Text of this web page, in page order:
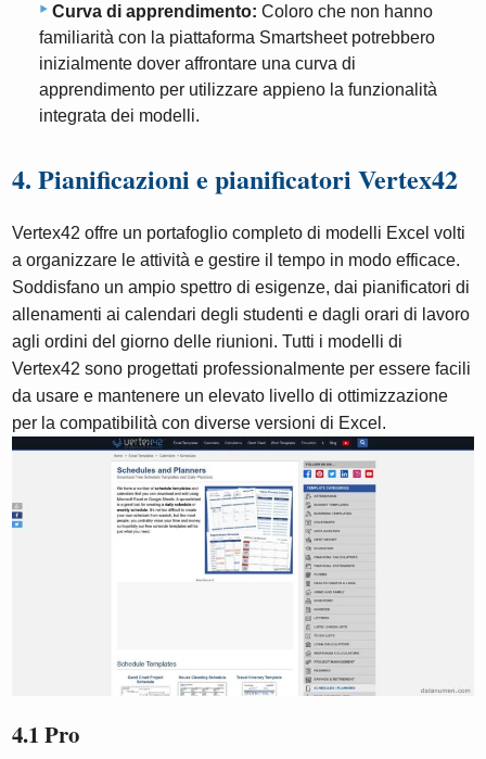
Curva di apprendimento: Coloro che non hanno
familiarità con la piattaforma Smartsheet potrebbero
inizialmente dover affrontare una curva di
apprendimento per utilizzare appieno la funzionalità
integrata dei modelli.
4. Pianificazioni e pianificatori Vertex42
Vertex42 offre un portafoglio completo di modelli Excel volti
a organizzare le attività e gestire il tempo in modo efficace.
Soddisfano un ampio spettro di esigenze, dai pianificatori di
allenamenti ai calendari degli studenti e dagli orari di lavoro
agli ordini del giorno delle riunioni. Tutti i modelli di
Vertex42 sono progettati professionalmente per essere facili
da usare e mantenere un elevato livello di ottimizzazione
per la compatibilità con diverse versioni di Excel.
4.1 Pro